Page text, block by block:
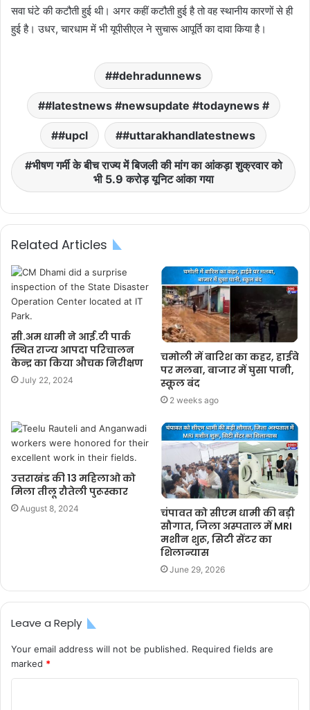
सवा घंटे की कटौती हुई थी। अगर कहीं कटौती हुई है तो वह स्थानीय कारणों से ही
हुई है। उधर, चारधाम में भी यूपीसीएल ने सुचारू आपूर्ति का दावा किया है।
#dehradunnews
#latestnews #newsupdate #todaynews #
#upcl #uttarakhandlatestnews
भीषण गर्मी के बीच राज्य में बिजली की मांग का आंकड़ा शुक्रवार को
भी 5.9 करोड़ यूनिट आंका गया
Related Articles
सी.अम धामी ने आई.टी पार्क
स्थित राज्य आपदा परिचालन
केन्द्र का किया औचक निरीक्षण
July 22, 2024
चमोली में बारिश का कहर, हाईवे
पर मलबा, बाजार में घुसा पानी,
स्कूल बंद
2 weeks ago
उत्तराखंड की 13 महिलाओ को
मिला तीलू रौतेली पुरूस्कार
August 8, 2024
चंपावत को सीएम धामी की बड़ी
सौगात, जिला अस्पताल में MRI
मशीन शुरू, सिटी सेंटर का
शिलान्यास
June 29, 2026
Leave a Reply
Your email address will not be published. Required fields are
marked *